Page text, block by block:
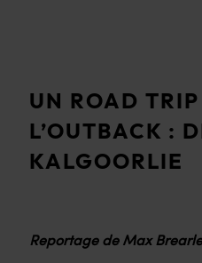
UN ROAD
L’OUTBACK :
KALGOORLIE
Reportage de Max